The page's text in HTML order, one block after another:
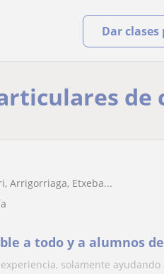
Dar
de
Arrigorriaga, Etxeba...
a todo y a alumnos
solamente